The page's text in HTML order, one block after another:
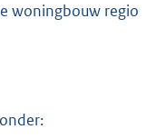
woningbouw regio